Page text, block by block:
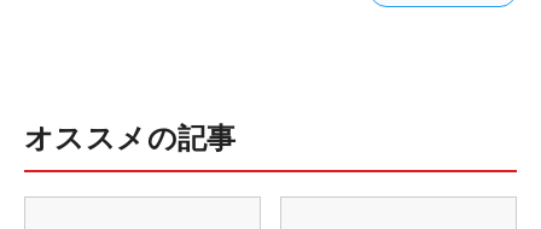
オススメの記事